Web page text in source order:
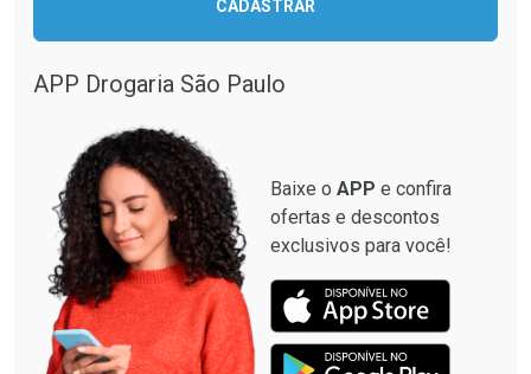
CADASTRAR
APP Drogaria São Paulo
Baixe o APP e confira
ofertas e descontos
exclusivos para você!